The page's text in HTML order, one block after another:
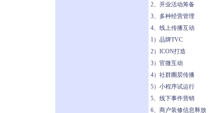
2、开业活动筹备
3、多种经营管理
4、线上传播互动
1）品牌TVC
2）ICON打造
3）官微互动
4）社群圈层传播
5）小程序试运行
5、线下事件营销
6、商户装修信息释放